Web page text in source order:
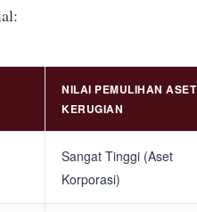
NILAI PEMULIHAN ASET
KERUGIAN
Sangat Tinggi (Aset
Korporasi)